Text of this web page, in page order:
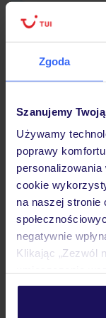
Zgoda
Szanujemy
Używamy
poprawy
cookie
na naszej stronie
negatywnie
Klikając „Zezwól
personalizować
Hotel
Opinie
Pokoje
Wyżywienie
Atrakcje